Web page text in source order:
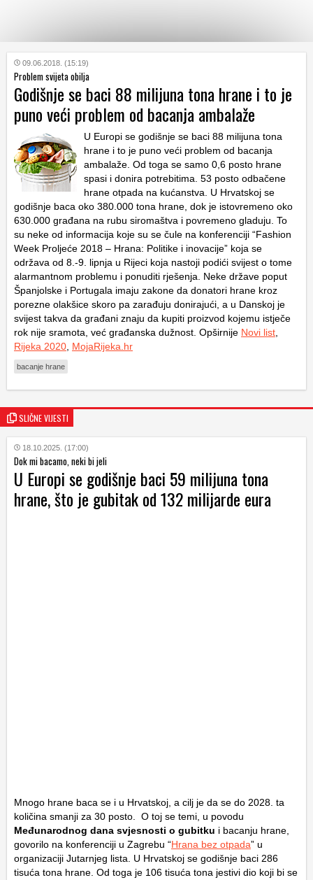
KATEGORIJE
HRVATSKI
WEB
09.06.2018. (15:19)
Problem svijeta obilja
Godišnje se baci 88 milijuna tona hrane i to je
puno veći problem od bacanja ambalaže
U Europi se godišnje se baci 88 milijuna tona
hrane i to je puno veći problem od bacanja
ambalaže. Od toga se samo 0,6 posto hrane
spasi i donira potrebitima. 53 posto odbačene
hrane otpada na kućanstva. U Hrvatskoj se
godišnje baca oko 380.000 tona hrane, dok je istovremeno oko
630.000 građana na rubu siromaštva i povremeno gladuju. To
su neke od informacija koje su se čule na konferenciji “Fashion
Week Proljeće 2018 – Hrana: Politike i inovacije” koja se
održava od 8.-9. lipnja u Rijeci koja nastoji podići svijest o tome
alarmantnom problemu i ponuditi rješenja. Neke države poput
Španjolske i Portugala imaju zakone da donatori hrane kroz
porezne olakšice skoro pa zarađuju donirajući, a u Danskoj je
svijest takva da građani znaju da kupiti proizvod kojemu istječe
rok nije sramota, već građanska dužnost. Opširnije Novi list
Rijeka 2020 MojaRijeka.hr
bacanje hrane
SLIČNE VIJESTI
18.10.2025. (17:00)
Dok mi bacamo, neki bi jeli
U Europi se godišnje baci 59 milijuna tona
hrane, što je gubitak od 132 milijarde eura
Mnogo hrane baca se i u Hrvatskoj, a cilj je da se do 2028. ta
količina smanji za 30 posto. O toj se temi, u povodu
Međunarodnog dana svjesnosti o gubitku i bacanju hrane,
govorilo na konferenciji u Zagrebu “Hrana bez otpada” u
organizaciji Jutarnjeg lista. U Hrvatskoj se godišnje baci 286
tisuća tona hrane. Od toga je 106 tisuća tona jestivi dio koji bi se